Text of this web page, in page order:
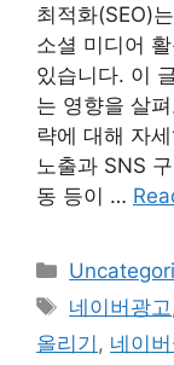
최적화(SEO)
소셜 미디어
있습니다. 이
는 영향을 살
략에 대해 자
노출과 SNS
동 등이 …
Categories
Tags
네이버광고
올리기 , 네이